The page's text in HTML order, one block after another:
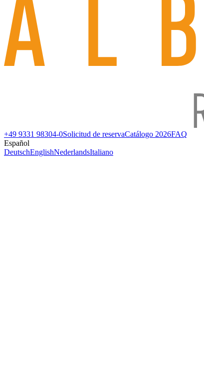
+49 9331 98304-0Solicitud de reservaCatálogo 2026FAQ
Español
DeutschEnglishNederlandsItaliano